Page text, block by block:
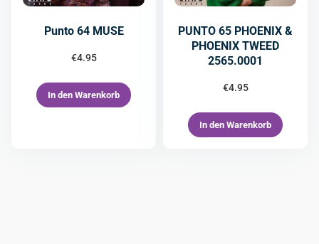
Punto 64 MUSE
€4.95
In den Warenkorb
PUNTO 65 PHOENIX &
PHOENIX TWEED
2565.0001
€4.95
In den Warenkorb